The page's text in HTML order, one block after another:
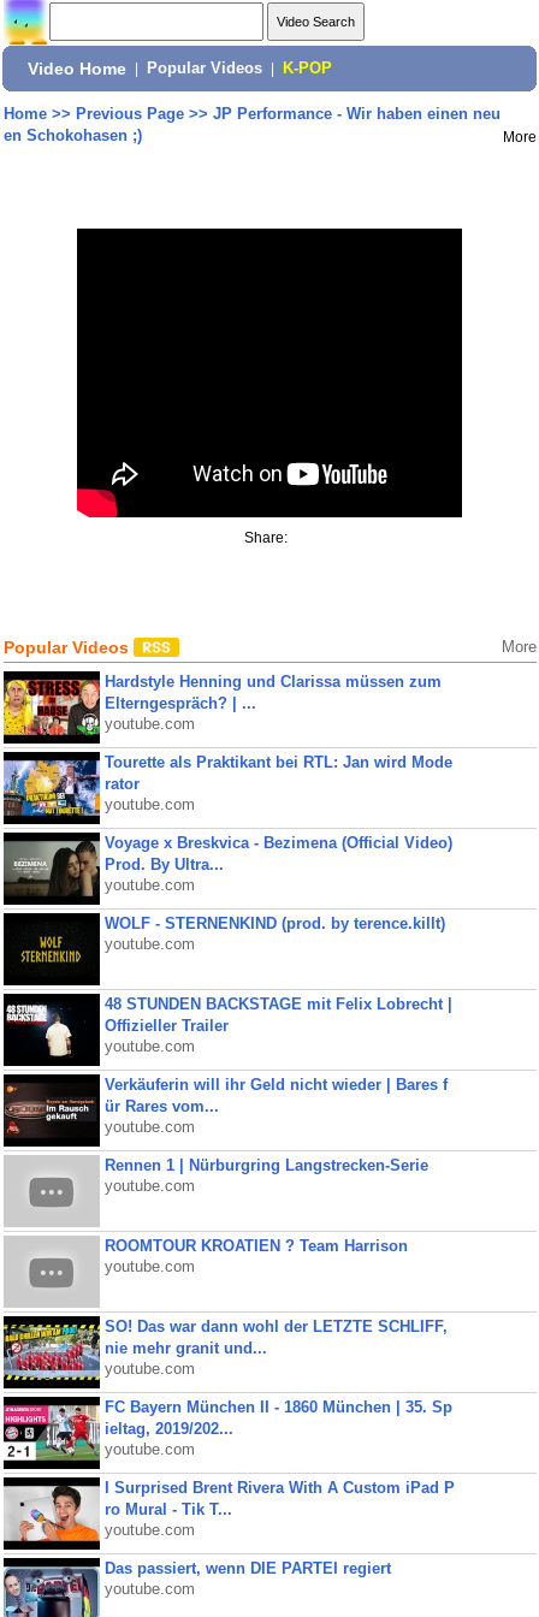
Video Home Popular Videos K-POP
Home>> Previous Page>> JP Performance - Wir haben einen neu
en Schokohasen ;)
More
Share:
Popular Videos More
Hardstyle Henning und Clarissa müssen zum
Elterngespräch? | ...
youtube.com
Tourette als Praktikant bei RTL: Jan wird Mode
rator
youtube.com
Voyage x Breskvica - Bezimena (Official Video)
Prod. By Ultra...
youtube.com
WOLF - STERNENKIND (prod. by terence.killt)
youtube.com
48 STUNDEN BACKSTAGE mit Felix Lobrecht |
Offizieller Trailer
youtube.com
Verkäuferin will ihr Geld nicht wieder | Bares f
ür Rares vom...
youtube.com
Rennen 1 | Nürburgring Langstrecken-Serie
youtube.com
ROOMTOUR KROATIEN ? Team Harrison
youtube.com
SO! Das war dann wohl der LETZTE SCHLIFF,
nie mehr granit und...
youtube.com
FC Bayern München II - 1860 München | 35. Sp
ieltag, 2019/202...
youtube.com
I Surprised Brent Rivera With A Custom iPad P
ro Mural - Tik T...
youtube.com
Das passiert, wenn DIE PARTEI regiert
youtube.com